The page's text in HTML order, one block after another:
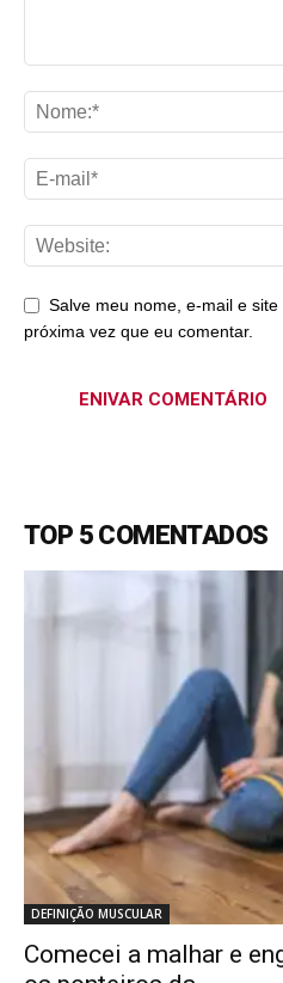
Salve meu nome, e-mail e
próxima vez que eu comentar.
TOP 5 COMENTADOS
DEFINIÇÃO MUSCULAR
Comecei a malhar e